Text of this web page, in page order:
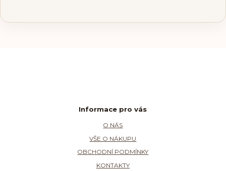
Informace pro vás
O NÁS
VŠE O NÁKUPU
OBCHODNÍ PODMÍNKY
KONTAKTY